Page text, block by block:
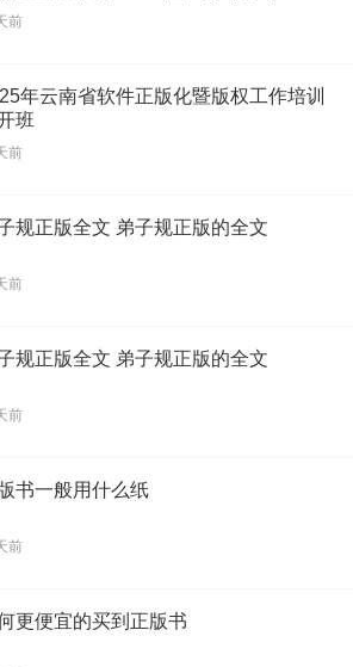
前
年云南省软件正版化暨版权工作培训
班
前
规正版全文 弟子规正版的全文
前
规正版全文 弟子规正版的全文
前
书一般用什么纸
前
更便宜的买到正版书